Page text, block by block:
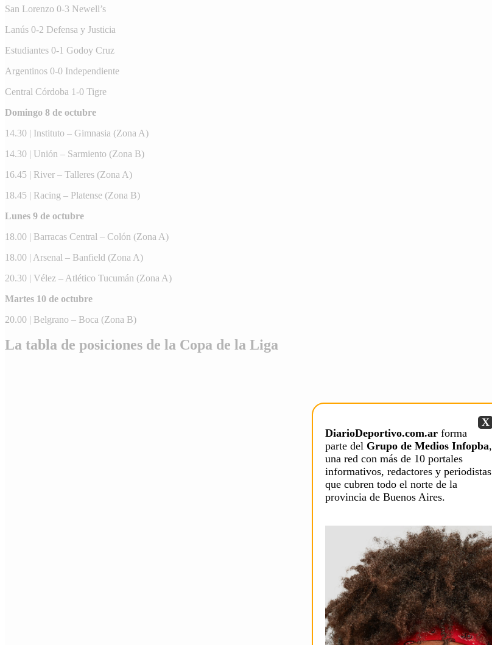
San Lorenzo 0-3 Newell’s
Lanús 0-2 Defensa y Justicia
Estudiantes 0-1 Godoy Cruz
Argentinos 0-0 Independiente
Central Córdoba 1-0 Tigre
Domingo 8 de octubre
14.30 | Instituto – Gimnasia (Zona A)
14.30 | Unión – Sarmiento (Zona B)
16.45 | River – Talleres (Zona A)
18.45 | Racing – Platense (Zona B)
Lunes 9 de octubre
18.00 | Barracas Central – Colón (Zona A)
18.00 | Arsenal – Banfield (Zona A)
20.30 | Vélez – Atlético Tucumán (Zona A)
Martes 10 de octubre
20.00 | Belgrano – Boca (Zona B)
La tabla de posiciones de la Copa de la Liga
X
DiarioDeportivo.com.ar forma
parte del Grupo de Medios Infopba,
una red con más de 10 portales
informativos, redactores y periodistas
que cubren todo el norte de la
provincia de Buenos Aires.